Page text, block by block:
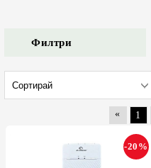
Филтри
« 1
-20%